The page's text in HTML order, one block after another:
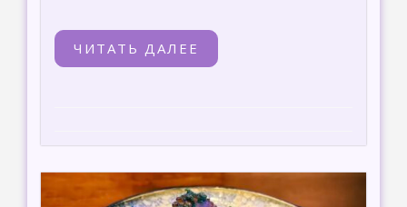
ЧИТАТЬ ДАЛЕЕ